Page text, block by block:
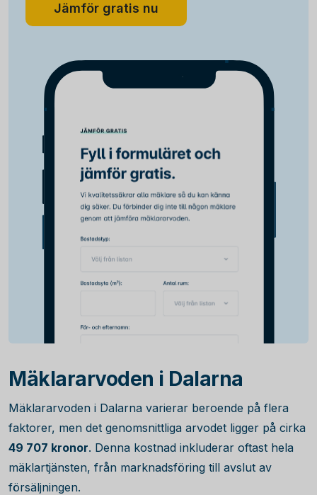
Jämför gratis nu
Mäklararvoden i Dalarna
Mäklararvoden i Dalarna varierar beroende på flera
faktorer, men det genomsnittliga arvodet ligger på cirka
49 707 kronor. Denna kostnad inkluderar oftast hela
mäklartjänsten, från marknadsföring till avslut av
försäljningen.